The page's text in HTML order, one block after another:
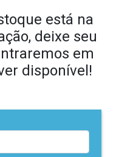
está na
deixe seu
em
disponível!